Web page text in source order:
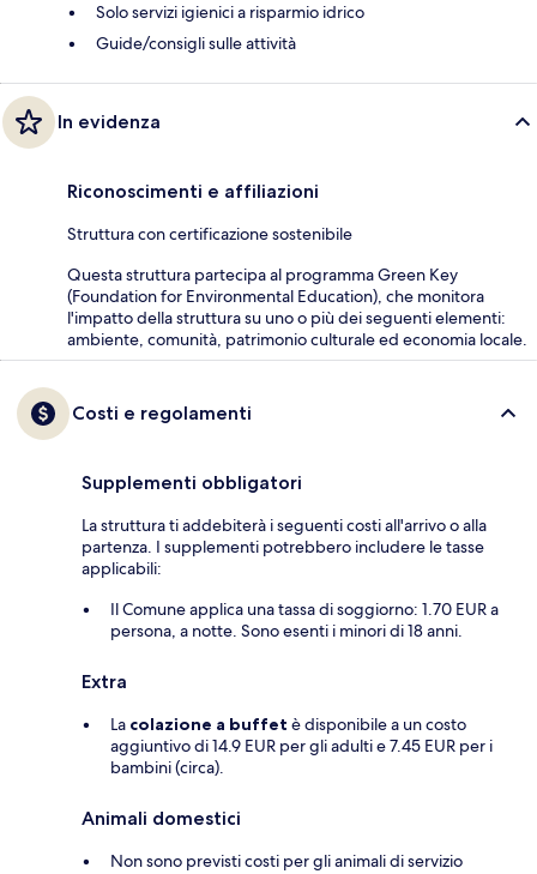
Solo servizi igienici a risparmio idrico
Guide/consigli sulle attività
In evidenza
Riconoscimenti e affiliazioni
Struttura con certificazione sostenibile
Questa struttura partecipa al programma Green Key
(Foundation for Environmental Education), che monitora
l'impatto della struttura su uno o più dei seguenti elementi:
ambiente, comunità, patrimonio culturale ed economia locale.
Costi e regolamenti
Supplementi obbligatori
La struttura ti addebiterà i seguenti costi all'arrivo o alla
partenza. I supplementi potrebbero includere le tasse
applicabili:
Il Comune applica una tassa di soggiorno: 1.70 EUR a
persona, a notte. Sono esenti i minori di 18 anni.
Extra
La colazione a buffet è disponibile a un costo
aggiuntivo di 14.9 EUR per gli adulti e 7.45 EUR per i
bambini (circa).
Animali domestici
Non sono previsti costi per gli animali di servizio